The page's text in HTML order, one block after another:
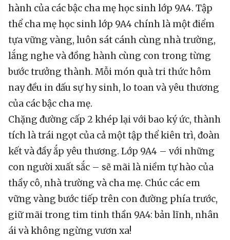
hành của các bậc cha mẹ học sinh lớp 9A4. Tập
thể cha mẹ học sinh lớp 9A4 chính là một điểm
tựa vững vàng, luôn sát cánh cùng nhà trường,
lắng nghe và đồng hành cùng con trong từng
bước trưởng thành. Mỗi món quà tri thức hôm
nay đều in dấu sự hy sinh, lo toan và yêu thương
của các bậc cha mẹ.
Chặng đường cấp 2 khép lại với bao ký ức, thành
tích là trái ngọt của cả một tập thể kiên trì, đoàn
kết và đầy ắp yêu thương. Lớp 9A4 – với những
con người xuất sắc – sẽ mãi là niềm tự hào của
thầy cô, nhà trường và cha mẹ. Chúc các em
vững vàng bước tiếp trên con đường phía trước,
giữ mãi trong tim tinh thần 9A4: bản lĩnh, nhân
ái và không ngừng vươn xa!